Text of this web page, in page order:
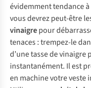
évidemment tendance
vous devrez peut-être
vinaigrepour
tenaces : trempez-le
d’une tasse de
instantanément. Il est
en machine votre veste